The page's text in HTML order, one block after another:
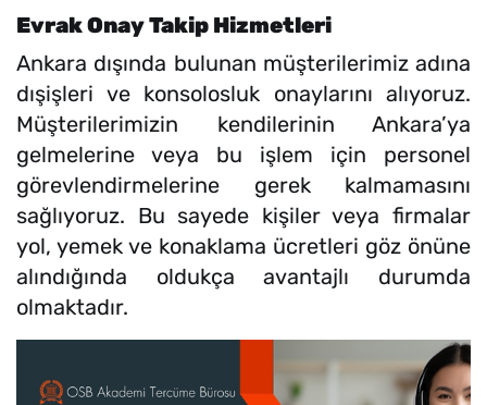
Evrak Onay Takip Hizmetleri
Ankara dışında bulunan müşterilerimiz adına
dışişleri ve konsolosluk onaylarını alıyoruz.
Müşterilerimizin kendilerinin Ankara’ya
gelmelerine veya bu işlem için personel
görevlendirmelerine gerek kalmamasını
sağlıyoruz. Bu sayede kişiler veya firmalar
yol, yemek ve konaklama ücretleri göz önüne
alındığında oldukça avantajlı durumda
olmaktadır.